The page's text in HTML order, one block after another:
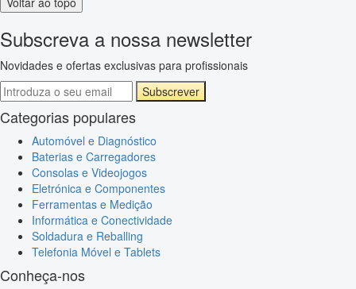
Subscreva a nossa newsletter
Novidades e ofertas exclusivas para profissionais
Subscrever
Categorias populares
Automóvel e Diagnóstico
Baterias e Carregadores
Consolas e Videojogos
Eletrónica e Componentes
Ferramentas e Medição
Informática e Conectividade
Soldadura e Reballing
Telefonia Móvel e Tablets
Conheça-nos